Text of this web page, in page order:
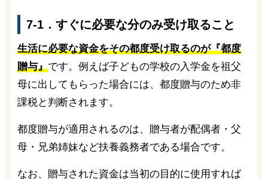
7-1．すぐに必要な分のみ受け取ること
生活に必要な資金をその都度受け取るのが『都度
贈与』です。例えば子どもの学校の入学金を祖父
母に出してもらった場合には、都度贈与のため非
課税と判断されます。
都度贈与が適用されるのは、贈与者が配偶者・父
母・兄弟姉妹など扶養義務者である場合です。
なお、贈与された資金は当初の目的に使用すれば